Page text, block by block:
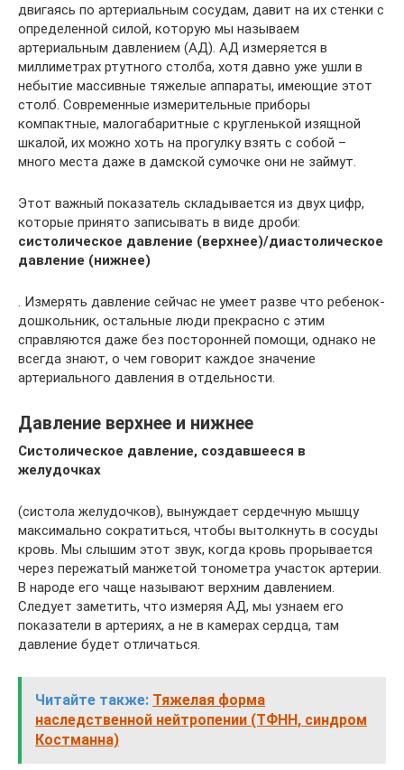
двигаясь по артериальным сосудам, давит на их стенки с
определенной силой, которую мы называем
артериальным давлением (АД). АД измеряется в
миллиметрах ртутного столба, хотя давно уже ушли в
небытие массивные тяжелые аппараты, имеющие этот
столб. Современные измерительные приборы
компактные, малогабаритные с кругленькой изящной
шкалой, их можно хоть на прогулку взять с собой –
много места даже в дамской сумочке они не займут.
Этот важный показатель складывается из двух цифр,
которые принято записывать в виде дроби:
систолическое давление (верхнее)/диастолическое
давление (нижнее)
. Измерять давление сейчас не умеет разве что ребенок-
дошкольник, остальные люди прекрасно с этим
справляются даже без посторонней помощи, однако не
всегда знают, о чем говорит каждое значение
артериального давления в отдельности.
Давление верхнее и нижнее
Систолическое давление, создавшееся в
желудочках
(систола желудочков), вынуждает сердечную мышцу
максимально сократиться, чтобы вытолкнуть в сосуды
кровь. Мы слышим этот звук, когда кровь прорывается
через пережатый манжетой тонометра участок артерии.
В народе его чаще называют верхним давлением.
Следует заметить, что измеряя АД, мы узнаем его
показатели в артериях, а не в камерах сердца, там
давление будет отличаться.
Читайте также: Тяжелая форма
наследственной нейтропении (ТФНН, синдром
Костманна)